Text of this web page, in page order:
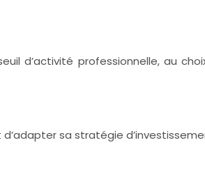
d’activité professionnelle, au
sa stratégie